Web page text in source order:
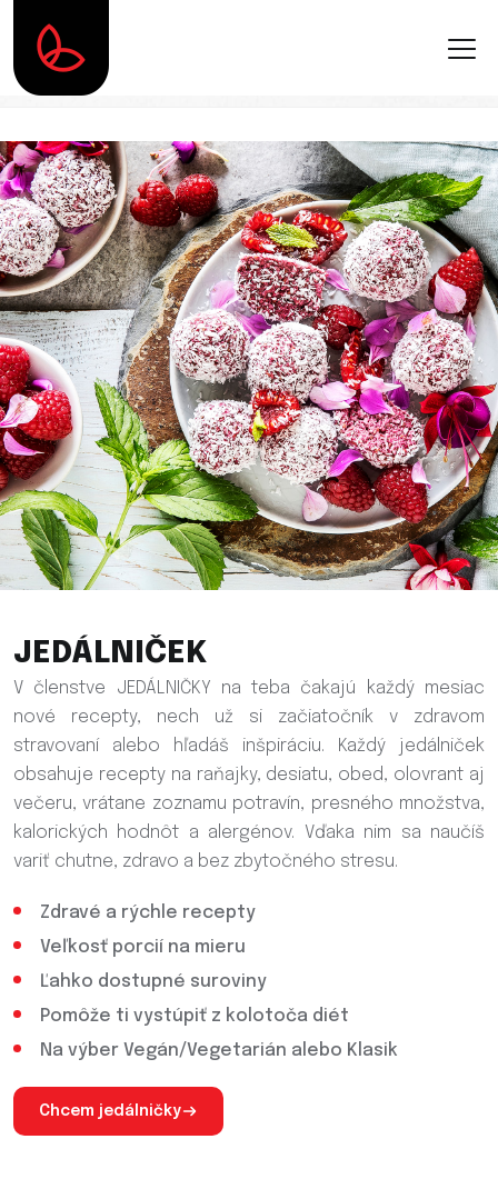
JEDÁLNIČEK
V členstve JEDÁLNIČKY na teba čakajú každý mesiac
nové recepty, nech už si začiatočník v zdravom
stravovaní alebo hľadáš inšpiráciu. Každý jedálniček
obsahuje recepty na raňajky, desiatu, obed, olovrant aj
večeru, vrátane zoznamu potravín, presného množstva,
kalorických hodnôt a alergénov. Vďaka nim sa naučíš
variť chutne, zdravo a bez zbytočného stresu.
Zdravé a rýchle recepty
Veľkosť porcií na mieru
Ľahko dostupné suroviny
Pomôže ti vystúpiť z kolotoča diét
Na výber Vegán/Vegetarián alebo Klasik
Chcem jedálničky